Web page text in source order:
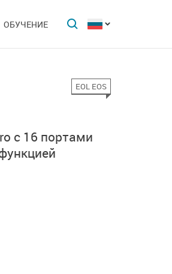
ОБУЧЕНИЕ
EOL EOS
с 16 портами